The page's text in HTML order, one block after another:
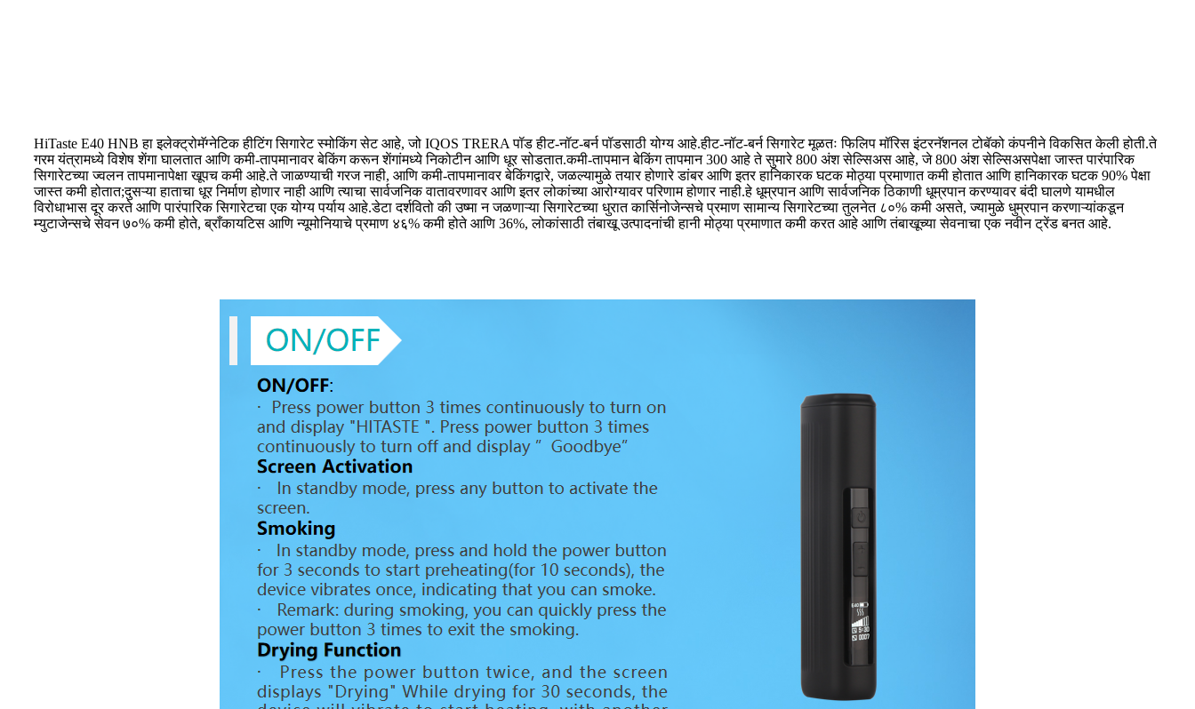
HiTaste E40 HNB हा इलेक्ट्रोमॅग्नेटिक हीटिंग सिगारेट स्मोकिंग सेट आहे, जो IQOS TRERA पॉड हीट-नॉट-बर्न पॉडसाठी योग्य आहे.हीट-नॉट-बर्न सिगारेट मूळतः फिलिप मॉरिस इंटरनॅशनल टोबॅको कंपनीने विकसित केली होती.ते
गरम यंत्रामध्ये विशेष शेंगा घालतात आणि कमी-तापमानावर बेकिंग करून शेंगांमध्ये निकोटीन आणि धूर सोडतात.कमी-तापमान बेकिंग तापमान 300 आहे ते सुमारे 800 अंश सेल्सिअस आहे, जे 800 अंश सेल्सिअसपेक्षा जास्त पारंपारिक
सिगारेटच्या ज्वलन तापमानापेक्षा खूपच कमी आहे.ते जाळण्याची गरज नाही, आणि कमी-तापमानावर बेकिंगद्वारे, जळल्यामुळे तयार होणारे डांबर आणि इतर हानिकारक घटक मोठ्या प्रमाणात कमी होतात आणि हानिकारक घटक 90% पेक्षा
जास्त कमी होतात;दुसऱ्या हाताचा धूर निर्माण होणार नाही आणि त्याचा सार्वजनिक वातावरणावर आणि इतर लोकांच्या आरोग्यावर परिणाम होणार नाही.हे धूम्रपान आणि सार्वजनिक ठिकाणी धूम्रपान करण्यावर बंदी घालणे यामधील
विरोधाभास दूर करते आणि पारंपारिक सिगारेटचा एक योग्य पर्याय आहे.डेटा दर्शवितो की उष्मा न जळणाऱ्या सिगारेटच्या धुरात कार्सिनोजेन्सचे प्रमाण सामान्य सिगारेटच्या तुलनेत ८०% कमी असते, ज्यामुळे धुम्रपान करणाऱ्यांकडून
म्युटाजेन्सचे सेवन ७०% कमी होते, ब्राँकायटिस आणि न्यूमोनियाचे प्रमाण ४६% कमी होते आणि 36%, लोकांसाठी तंबाखू उत्पादनांची हानी मोठ्या प्रमाणात कमी करत आहे आणि तंबाखूच्या सेवनाचा एक नवीन ट्रेंड बनत आहे.